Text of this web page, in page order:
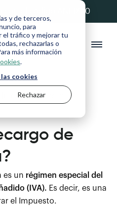
y de terceros,
para
el tráfico y mejorar tu
rechazarlas o
más información
.
cookies
Rechazar
con el código ANFIX20
equivalencia
de
es un régimen especial del
(IVA). Es decir, es una
el Impuesto.